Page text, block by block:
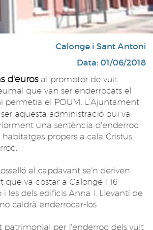
Calonge i Sant Antoni
Data: 01/06/2018
d'euros al promotor de vuit
que van ser enderrocats el
permetia el POUM. L'Ajuntament
aquesta administració qui va
una sentència d'enderroc
propers a cala Cristus
al capdavant se'n deriven
va costar a Calonge 1,16
dels edificis Anna I, Llevantí de
caldrà enderrocar-los.
patrimonial per l'enderroc dels vuit